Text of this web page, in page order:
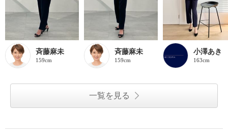
斉藤麻未
159cm
斉藤麻未
159cm
小澤あき
163cm
一覧を見る